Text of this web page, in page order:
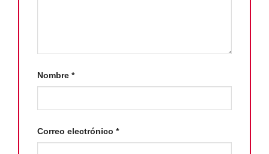
Nombre *
Correo electrónico *